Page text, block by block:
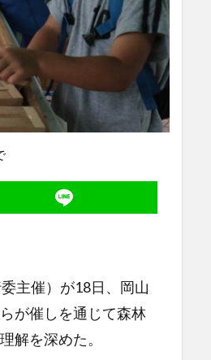
主催）が18日、岡山
が催しを通じて森林
解を深めた。